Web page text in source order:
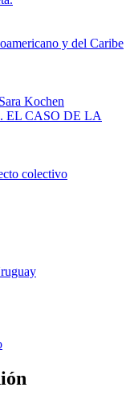
y del Caribe
Kochen
EL CASO DE LA
colectivo